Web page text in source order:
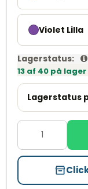
Violet Lilla
Lagerstatus:
13 af 40 på
Lagerstatus
Cobalt Blå
Cool Grå
Crimson Rød